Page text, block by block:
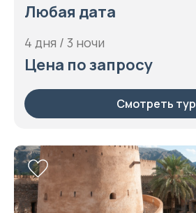
Любая дата
4 дня / 3 ночи
Цена по запросу
Смотреть тур